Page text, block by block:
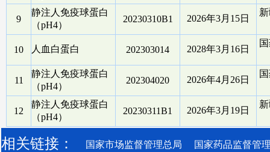
9
静注人免疫球蛋白
（pH4）
20230310B1 2026年3月15日
10 人血白蛋白 202303014 2028年3月16日
11
静注人免疫球蛋白
（pH4）
202304020 2026年4月26日
12
静注人免疫球蛋白
（pH4）
20230311B1 2026年3月19日
相关链接： 国家市场监督管理总局 国家药品监督管